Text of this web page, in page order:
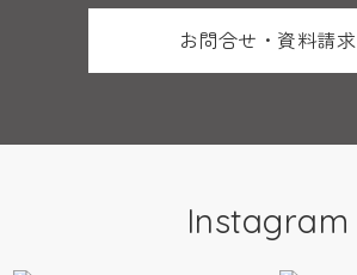
お問合せ・資料請求
Instagram